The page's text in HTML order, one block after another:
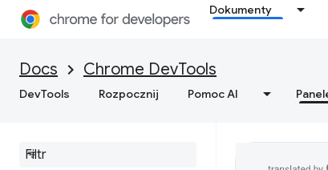
Dokumenty
Docs Chrome DevTools
DevTools Rozpocznij Pomoc AI
Komunikaty logu
Uruchom kod JavaScript
Obserwowanie Java
Scriptu w
Formatowanie i styl